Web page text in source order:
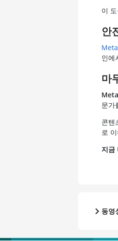
이
안
인에
마
문가
콘텐
로
지금
동영